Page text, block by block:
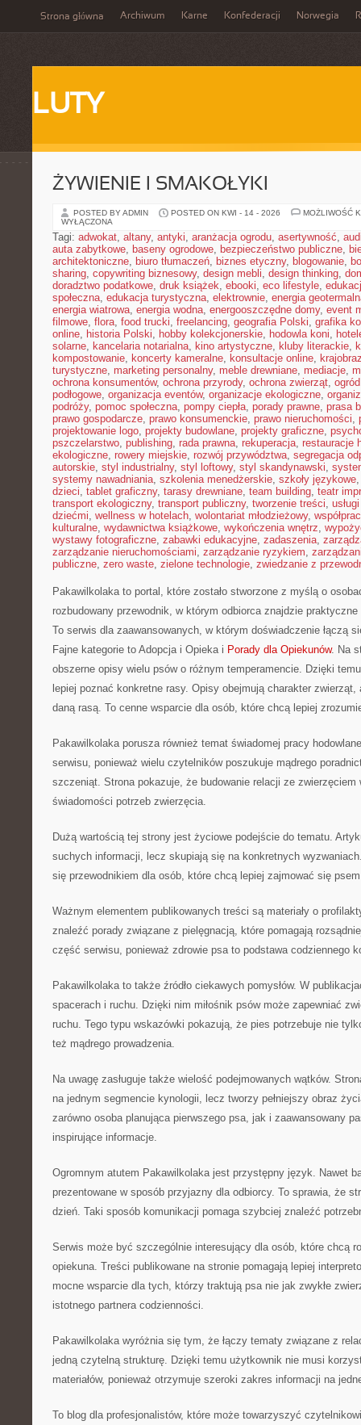
Strona główna Archiwum Karne Konfederacji Norwegia
LUTY
ŻYWIENIE I SMAKOŁYKI
POSTED BY ADMIN POSTED ON KWI - 14 - 2026
MOŻLIWOŚĆ
WYŁĄCZONA
Tagi: adwokat, altany, antyki, aranżacja ogrodu, asertywność,
auta zabytkowe, baseny ogrodowe, bezpieczeństwo publiczne,
architektoniczne, biuro tłumaczeń, biznes etyczny, blogowanie,
sharing, copywriting biznesowy, design mebli, design thinking,
doradztwo podatkowe, druk książek, ebooki, eco lifestyle,
społeczna, edukacja turystyczna, elektrownie, energia
energia wiatrowa, energia wodna, energooszczędne domy, event
filmowe, flora, food trucki, freelancing, geografia Polski, grafika
online, historia Polski, hobby kolekcjonerskie, hodowla koni,
solarne, kancelaria notarialna, kino artystyczne, kluby literackie,
kompostowanie, koncerty kameralne, konsultacje online,
turystyczne, marketing personalny, meble drewniane, mediacje,
ochrona konsumentów, ochrona przyrody, ochrona zwierząt,
podłogowe, organizacja eventów, organizacje ekologiczne,
podróży, pomoc społeczna, pompy ciepła, porady prawne, prasa
prawo gospodarcze, prawo konsumenckie, prawo nieruchomości,
projektowanie logo, projekty budowlane, projekty graficzne,
pszczelarstwo, publishing, rada prawna, rekuperacja, restauracje
ekologiczne, rowery miejskie, rozwój przywództwa, segregacja
autorskie, styl industrialny, styl loftowy, styl skandynawski,
systemy nawadniania, szkolenia menedżerskie, szkoły językowe
dzieci, tablet graficzny, tarasy drewniane, team building, teatr
transport ekologiczny, transport publiczny, tworzenie treści,
dziećmi, wellness w hotelach, wolontariat młodzieżowy,
kulturalne, wydawnictwa książkowe, wykończenia wnętrz,
wystawy fotograficzne, zabawki edukacyjne, zadaszenia,
zarządzanie nieruchomościami, zarządzanie ryzykiem,
publiczne, zero waste, zielone technologie, zwiedzanie z
Pakawilkolaka to portal, które zostało stworzone z myślą o
rozbudowany przewodnik, w którym odbiorca znajdzie
To serwis dla zaawansowanych, w którym doświadczenie łączą
Fajne kategorie to Adopcja i Opieka i Porady dla Opiekunów. Na
obszerne opisy wielu psów o różnym temperamencie. Dzięki
lepiej poznać konkretne rasy. Opisy obejmują charakter
daną rasą. To cenne wsparcie dla osób, które chcą lepiej
Pakawilkolaka porusza również temat świadomej pracy
serwisu, ponieważ wielu czytelników poszukuje mądrego
szczeniąt. Strona pokazuje, że budowanie relacji ze
świadomości potrzeb zwierzęcia.
Dużą wartością tej strony jest życiowe podejście do tematu.
suchych informacji, lecz skupiają się na konkretnych
się przewodnikiem dla osób, które chcą lepiej zajmować się
Ważnym elementem publikowanych treści są materiały o
znaleźć porady związane z pielęgnacją, które pomagają
część serwisu, ponieważ zdrowie psa to podstawa codziennego
Pakawilkolaka to także źródło ciekawych pomysłów. W
spacerach i ruchu. Dzięki nim miłośnik psów może zapewniać
ruchu. Tego typu wskazówki pokazują, że pies potrzebuje nie
też mądrego prowadzenia.
Na uwagę zasługuje także wielość podejmowanych wątków.
na jednym segmencie kynologii, lecz tworzy pełniejszy obraz
zarówno osoba planująca pierwszego psa, jak i zaawansowany
inspirujące informacje.
Ogromnym atutem Pakawilkolaka jest przystępny język. Nawet
prezentowane w sposób przyjazny dla odbiorcy. To sprawia, że
dzień. Taki sposób komunikacji pomaga szybciej znaleźć
Serwis może być szczególnie interesujący dla osób, które chcą
opiekuna. Treści publikowane na stronie pomagają lepiej
mocne wsparcie dla tych, którzy traktują psa nie jak zwykłe
istotnego partnera codzienności.
Pakawilkolaka wyróżnia się tym, że łączy tematy związane z
jedną czytelną strukturę. Dzięki temu użytkownik nie musi
materiałów, ponieważ otrzymuje szeroki zakres informacji na
To blog dla profesjonalistów, które może towarzyszyć